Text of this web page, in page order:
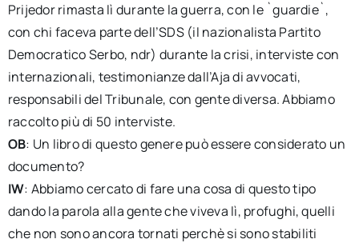
Prijedor rimasta lì durante la guerra, con le `guardie`,
con chi faceva parte dell’SDS (il nazionalista Partito
Democratico Serbo, ndr) durante la crisi, interviste con
internazionali, testimonianze dall’Aja di avvocati,
responsabili del Tribunale, con gente diversa. Abbiamo
raccolto più di 50 interviste.
OB: Un libro di questo genere può essere considerato un
documento?
IW: Abbiamo cercato di fare una cosa di questo tipo
dando la parola alla gente che viveva lì, profughi, quelli
che non sono ancora tornati perchè si sono stabiliti